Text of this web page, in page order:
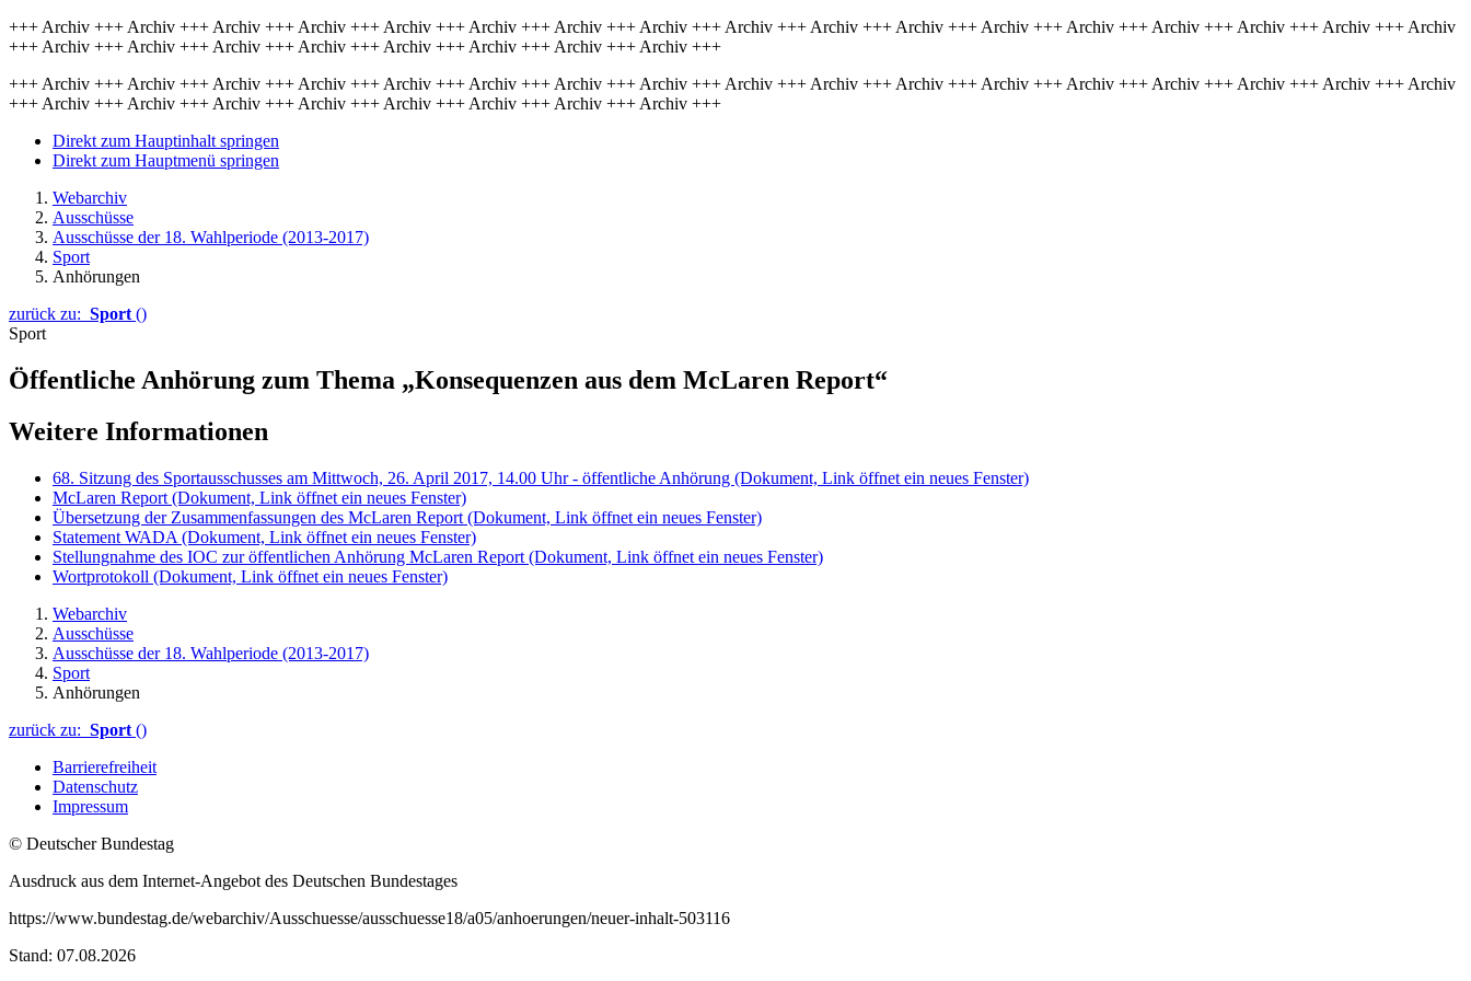
+++ Archiv +++ Archiv +++ Archiv +++ Archiv +++ Archiv +++ Archiv +++ Archiv +++ Archiv +++ Archiv +++ Archiv +++ Archiv +++ Archiv +++ Archiv +++ Archiv +++ Archiv +++ Archiv +++ Archiv
+++ Archiv +++ Archiv +++ Archiv +++ Archiv +++ Archiv +++ Archiv +++ Archiv +++ Archiv +++
+++ Archiv +++ Archiv +++ Archiv +++ Archiv +++ Archiv +++ Archiv +++ Archiv +++ Archiv +++ Archiv +++ Archiv +++ Archiv +++ Archiv +++ Archiv +++ Archiv +++ Archiv +++ Archiv +++ Archiv
+++ Archiv +++ Archiv +++ Archiv +++ Archiv +++ Archiv +++ Archiv +++ Archiv +++ Archiv +++
Direkt zum Hauptinhalt springen
Direkt zum Hauptmenü springen
Webarchiv
Ausschüsse
Ausschüsse der 18. Wahlperiode (2013-2017)
Sport
Anhörungen
zurück zu: Sport ()
Sport
Öffentliche Anhörung zum Thema „Konsequenzen aus dem McLaren Report“
Weitere Informationen
68. Sitzung des Sportausschusses am Mittwoch, 26. April 2017, 14.00 Uhr - öffentliche Anhörung (Dokument, Link öffnet ein neues Fenster)
McLaren Report (Dokument, Link öffnet ein neues Fenster)
Übersetzung der Zusammenfassungen des McLaren Report (Dokument, Link öffnet ein neues Fenster)
Statement WADA (Dokument, Link öffnet ein neues Fenster)
Stellungnahme des IOC zur öffentlichen Anhörung McLaren Report (Dokument, Link öffnet ein neues Fenster)
Wortprotokoll (Dokument, Link öffnet ein neues Fenster)
Webarchiv
Ausschüsse
Ausschüsse der 18. Wahlperiode (2013-2017)
Sport
Anhörungen
zurück zu: Sport ()
Barrierefreiheit
Datenschutz
Impressum
© Deutscher Bundestag
Ausdruck aus dem Internet-Angebot des Deutschen Bundestages
https://www.bundestag.de/webarchiv/Ausschuesse/ausschuesse18/a05/anhoerungen/neuer-inhalt-503116
Stand: 07.08.2026